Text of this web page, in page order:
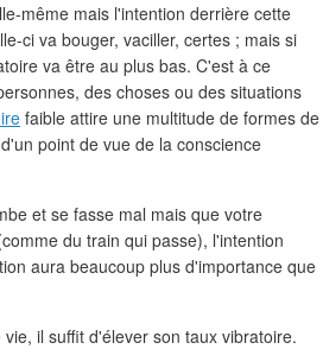
même mais l'intention derrière cette
ci va bouger, vaciller, certes ; mais si
va être au plus bas. C'est à ce
des choses ou des situations
faible attire une multitude de formes de
point de vue de la conscience
et se fasse mal mais que votre
du train qui passe), l'intention
aura beaucoup plus d'importance que
il suffit d'élever son taux vibratoire.